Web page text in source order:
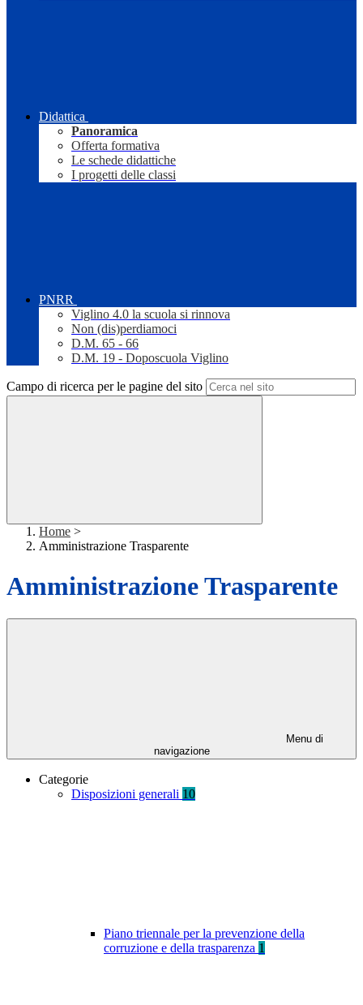
Didattica
Panoramica
Offerta formativa
Le schede didattiche
I progetti delle classi
PNRR
Viglino 4.0 la scuola si rinnova
Non (dis)perdiamoci
D.M. 65 - 66
D.M. 19 - Doposcuola Viglino
Campo di ricerca per le pagine del sito
Home >
Amministrazione Trasparente
Amministrazione Trasparente
Menu di
navigazione
Categorie
Disposizioni generali 10
Piano triennale per la prevenzione della
corruzione e della trasparenza 1